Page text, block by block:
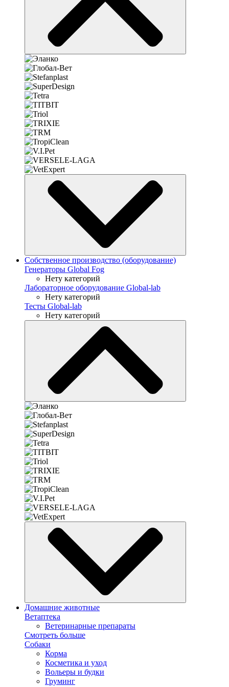
Собственное производство (оборудование)
Генераторы Global Fog
Нету категорий
Лабораторное оборудование Global-lab
Нету категорий
Тесты Global-lab
Нету категорий
Домашние животные
Ветаптека
Ветеринарные препараты
Смотреть больше
Собаки
Корма
Косметика и уход
Вольеры и будки
Груминг